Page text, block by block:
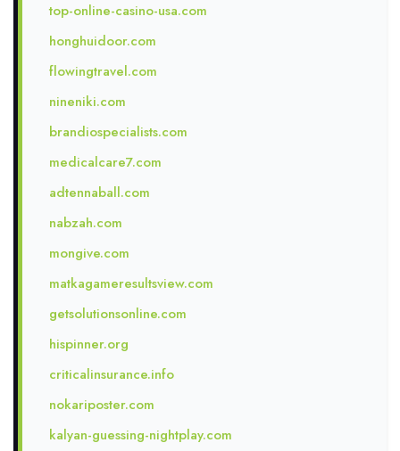
top-online-casino-usa.com
honghuidoor.com
flowingtravel.com
nineniki.com
brandiospecialists.com
medicalcare7.com
adtennaball.com
nabzah.com
mongive.com
matkagameresultsview.com
getsolutionsonline.com
hispinner.org
criticalinsurance.info
nokariposter.com
kalyan-guessing-nightplay.com